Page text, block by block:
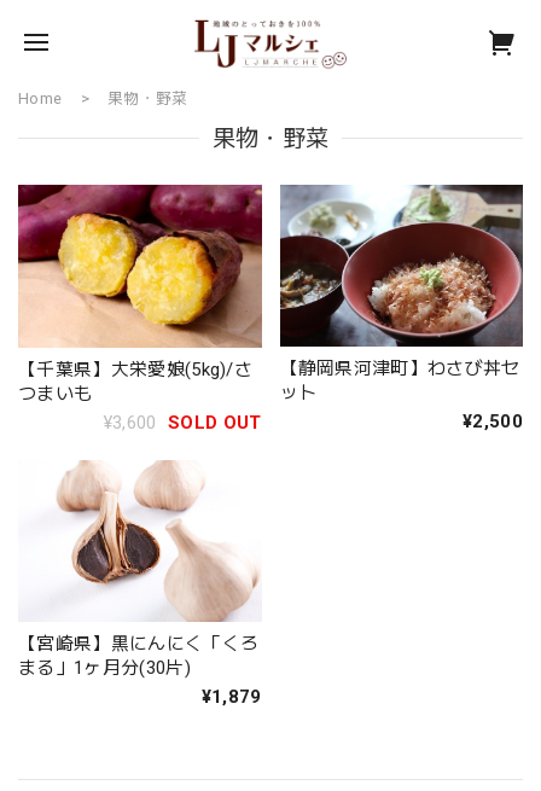
Home 果物・野菜
果物・野菜
【千葉県】大栄愛娘(5kg)/さ
つまいも
¥3,600
SOLD OUT
【静岡県河津町】わさび丼セ
ット
¥2,500
【宮崎県】黒にんにく「くろ
まる」1ヶ月分(30片)
¥1,879